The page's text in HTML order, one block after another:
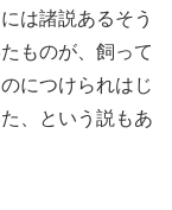
は諸説あるそう
ものが、飼って
につけられはじ
、という説もあ